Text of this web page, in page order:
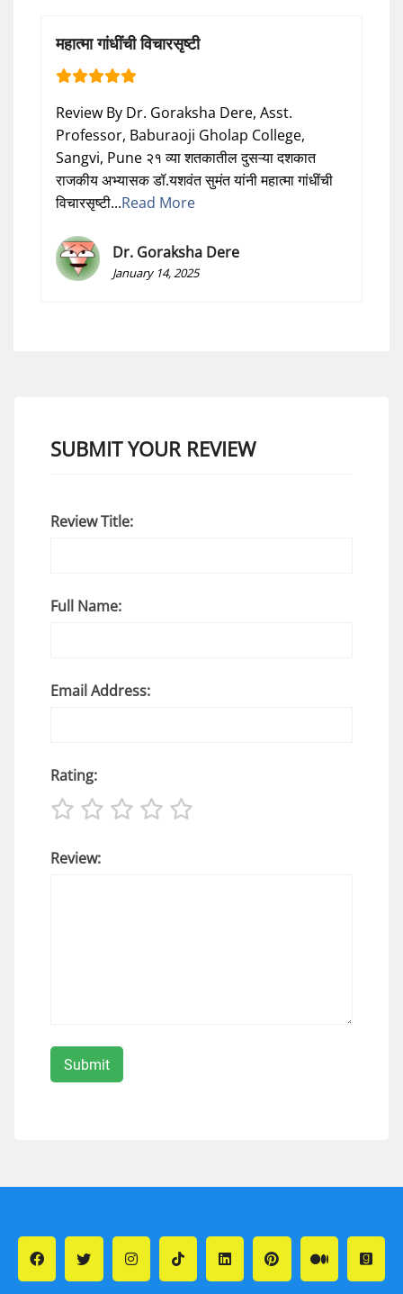
महात्मा गांधींची विचारसृष्टी
Review By Dr. Goraksha Dere, Asst.
Professor, Baburaoji Gholap College,
Sangvi, Pune २१ व्या शतकातील दुसऱ्या दशकात
राजकीय अभ्यासक डॉ.यशवंत सुमंत यांनी महात्मा गांधींची
विचारसृष्टी...Read More
Dr. Goraksha Dere
January 14, 2025
SUBMIT YOUR REVIEW
Review Title:
Full Name:
Email Address:
Rating:
Review: